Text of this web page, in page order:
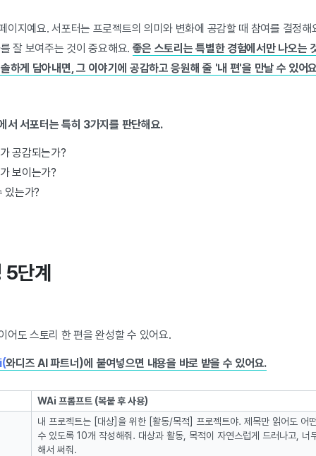
이지예요. 서포터는 프로젝트의 의미와 변화에 공감할 때 참여를 결정
잘 보여주는 것이 중요해요. 좋은 스토리는 특별한 경험에서만 나오는
하게 담아내면, 그 이야기에 공감하고 응원해 줄 '내 편'을 만날 수 있어
서 서포터는 특히 3가지를 판단해요.
공감되는가?
보이는가?
있는가?
단계
어도 스토리 한 편을 완성할 수 있어요.
와디즈 AI 파트너)에 붙여넣으면 내용을 바로 받을 수 있어요.
WAi 프롬프트 (복붙 후 사용)
내 프로젝트는 [대상]을 위한 [활동/목적] 프로젝트야. 제목만 읽어도 어
수 있도록 10개 작성해줘. 대상과 활동, 목적이 자연스럽게 드러나고, 너
해서 써줘.